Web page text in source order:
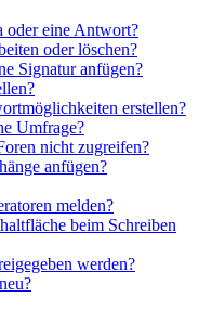
oder eine Antwort?
oder löschen?
Signatur anfügen?
erstellen?
Umfrage?
nicht zugreifen?
anfügen?
melden?
beim Schreiben
werden?